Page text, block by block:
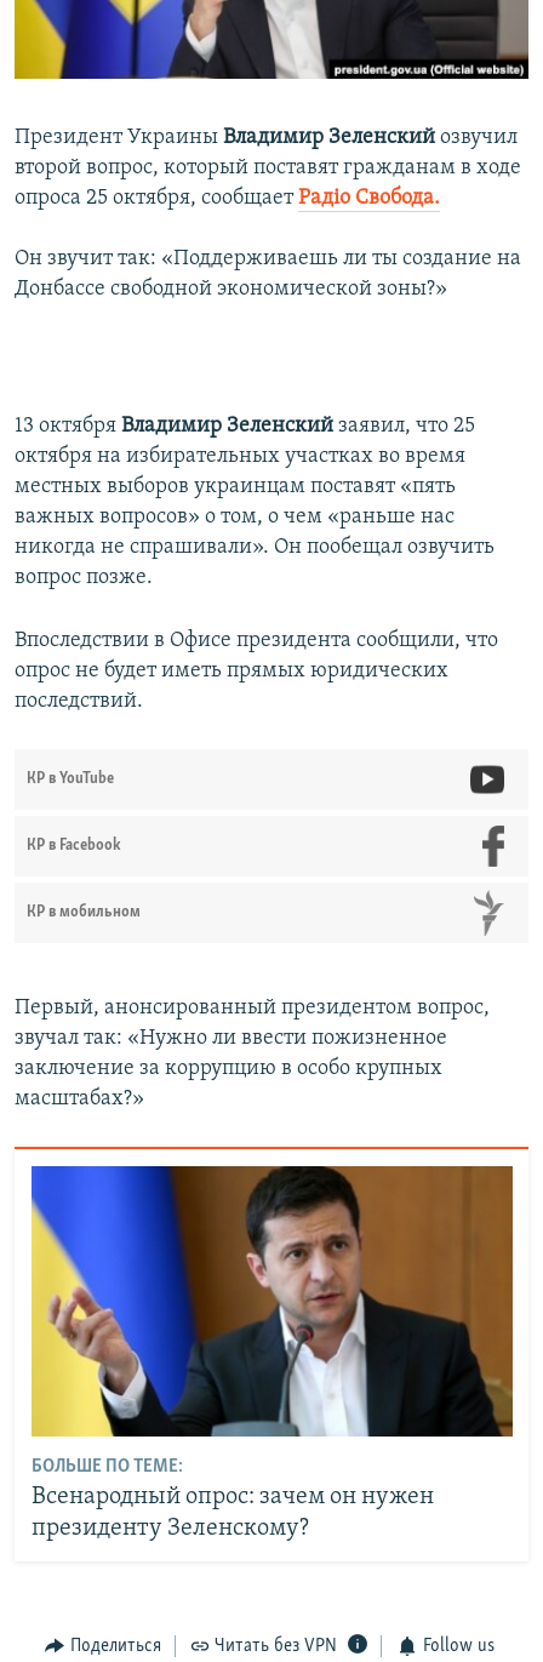
ПОБЕДИТЕЛЕЙ НЕ СУДЯТ?
КРЫМ.НЕПОКОРЕННЫЙ
УКРАИНСКАЯ ПРОБЛЕМА КРЫМА
ПРИСОЕДИНЯЙТЕСЬ!
Все сайты RFE/RL
Президент Украины Владимир Зеленский озвучил
второй вопрос, который поставят гражданам в ходе
опроса 25 октября, сообщает Радіо Свобода.
Он звучит так: «Поддерживаешь ли ты создание на
Донбассе свободной экономической зоны?»
13 октября Владимир Зеленский заявил, что 25
октября на избирательных участках во время
местных выборов украинцам поставят «пять
важных вопросов» о том, о чем «раньше нас
никогда не спрашивали». Он пообещал озвучить
вопрос позже.
Впоследствии в Офисе президента сообщили, что
опрос не будет иметь прямых юридических
последствий.
КР в YouTube
КР в Facebook
КР в мобильном
Первый, анонсированный президентом вопрос,
звучал так: «Нужно ли ввести пожизненное
заключение за коррупцию в особо крупных
масштабах?»
БОЛЬШЕ ПО ТЕМЕ:
Всенародный опрос: зачем он нужен
президенту Зеленскому?
Поделиться Читать без VPN Follow us